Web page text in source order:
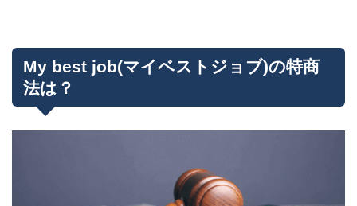
My best job(マイベストジョブ)の特商
法は？